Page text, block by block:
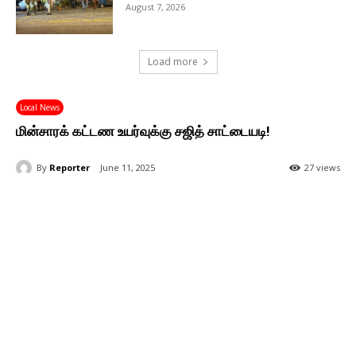
August 7, 2026
Load more
Local News
மின்சாரக் கட்டண உயர்வுக்கு சஜித் சாட்டையடி!
27 views
By Reporter June 11, 2025